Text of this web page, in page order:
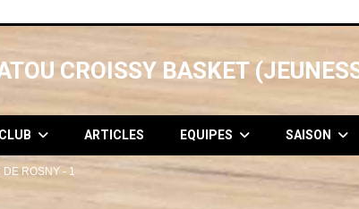
CROISSY BASKET
ARTICLES EQUIPES SAISON
ROSNY - 1